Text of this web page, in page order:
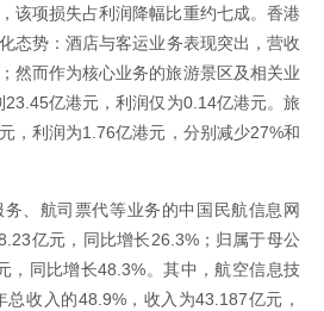
该项损失占利润降幅比重约七成。香港
态势：酒店与客运业务表现突出，营收
然而作为核心业务的旅游景区及相关业
亿港元，利润仅为0.14亿港元。旅
，利润为1.76亿港元，分别减少27%和
、航司票代等业务的中国民航信息网
亿元，同比增长26.3%；归属于母公
，同比增长48.3%。其中，航空信息技
收入的48.9%，收入为43.187亿元，